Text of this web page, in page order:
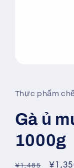
1
trong
tương
tác
Thực phẩm
Gà ủ
1000g
Giá
¥1,485
Giá